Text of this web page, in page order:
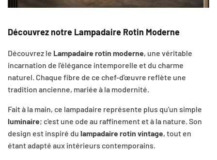
Découvrez notre Lampadaire Rotin Moderne
Découvrez le Lampadaire rotin moderne, une véritable
incarnation de l'élégance intemporelle et du charme
naturel. Chaque fibre de ce chef-d'œuvre reflète une
tradition ancienne, mariée à la modernité.
Fait à la main, ce lampadaire représente plus qu'un simple
luminaire; c'est une ode au raffinement et à la nature. Son
design est inspiré du lampadaire rotin vintage, tout en
étant adapté aux intérieurs contemporains.